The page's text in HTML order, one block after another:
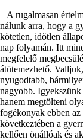
A rugalmasan
nálunk arra, hogy a
kötetlen, időtlen
nap folyamán. Itt
megfelelő
átütemezhető.
nyugodtabb,
nagyobb. Igyekszünk
hanem megtölteni
fogékonyak ebben
következtében a
kellően önállóak és